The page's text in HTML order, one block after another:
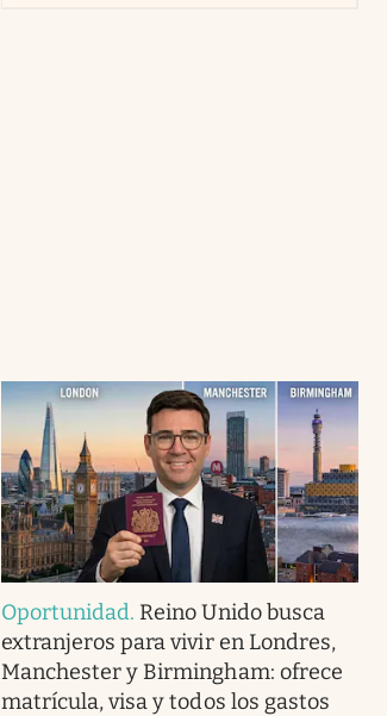
Oportunidad. Reino Unido busca
extranjeros para vivir en Londres,
Manchester y Birmingham: ofrece
matrícula, visa y todos los gastos